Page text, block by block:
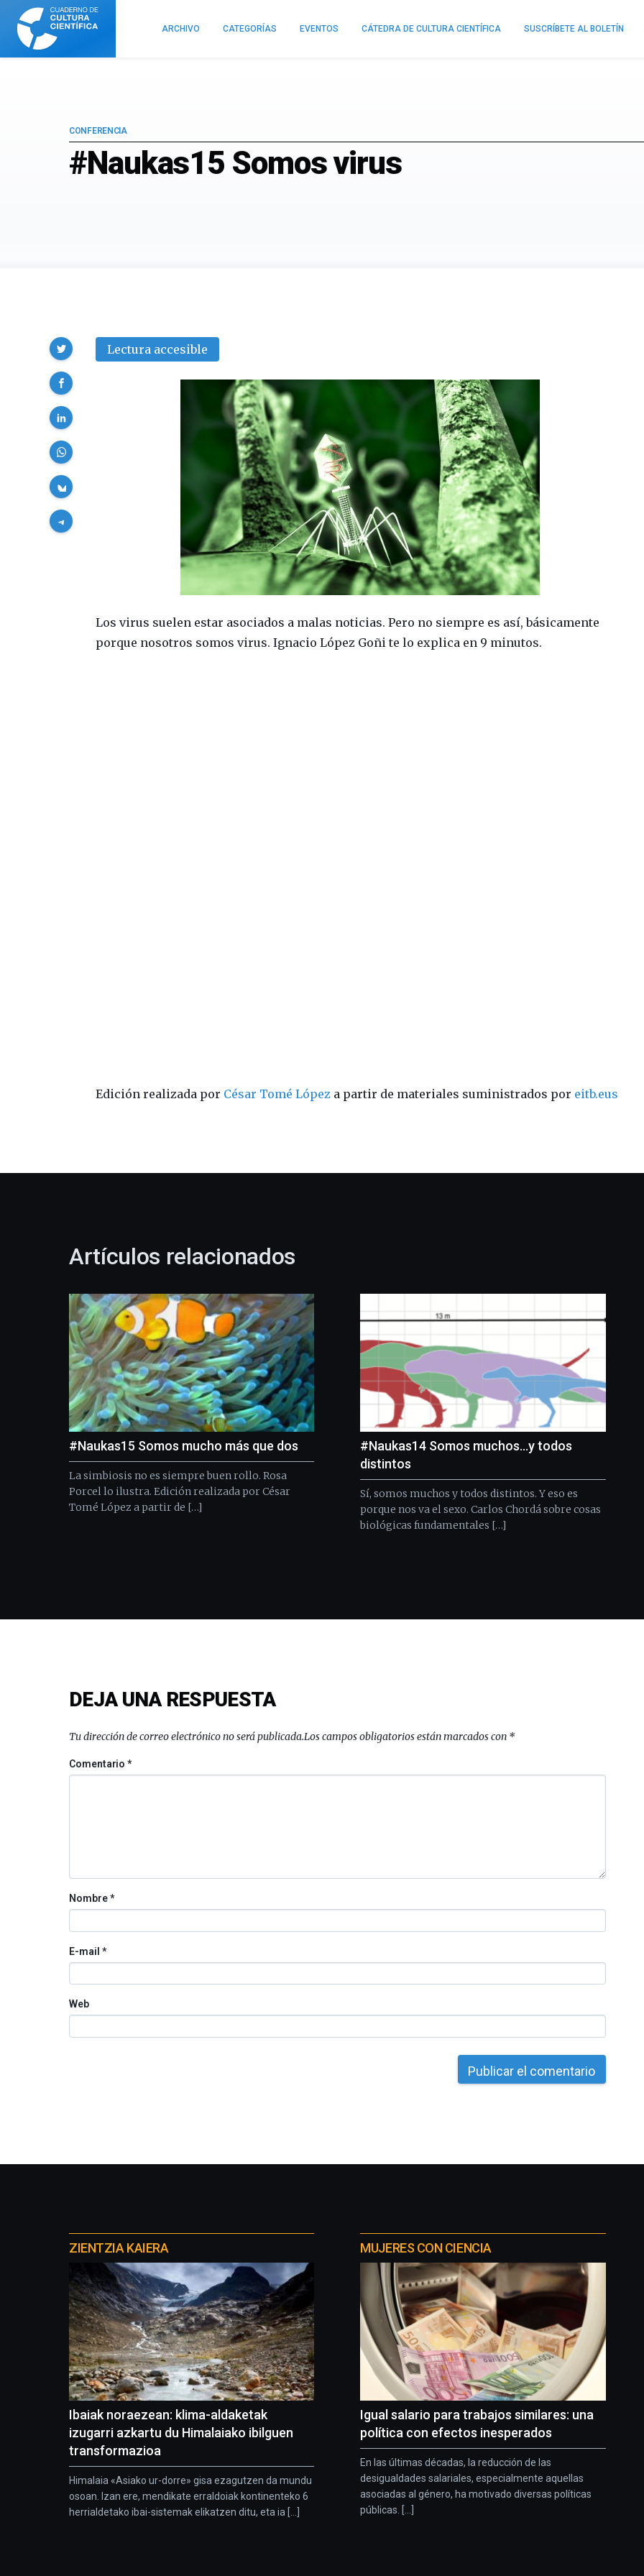
Cuaderno
Cultura
Científica
ARCHIVO CATEGORÍAS EVENTOS CÁTEDRA DE CULTURA CIENTÍFICA SUSCRÍBETE AL BOLETÍN
#Naukas15 Somos virus
CONFERENCIA
Lectura accesible
Los virus suelen estar asociados a malas noticias. Pero no siempre es así, básicamente
porque nosotros somos virus. Ignacio López Goñi te lo explica en 9 minutos.
Edición realizada por César Tomé López a partir de materiales suministrados por eitb.eus
Compartir
Artículos relacionados
#Naukas15 Somos mucho más que dos
La simbiosis no es siempre buen rollo. Rosa
Porcel lo ilustra. Edición realizada por César
Tomé López a partir de […]
#Naukas14 Somos muchos…y todos
distintos
Sí, somos muchos y todos distintos. Y eso es
porque nos va el sexo. Carlos Chordá sobre cosas
biológicas fundamentales […]
DEJA UNA RESPUESTA
Tu dirección de correo electrónico no será publicada.Los campos obligatorios están marcados con *
Comentario*
Nombre*
E-mail *
Web
proyectos
ZIENTZIA KAIERA
Ibaiak noraezean: klima-aldaketak
izugarri azkartu du Himalaiako ibilguen
transformazioa
Himalaia «Asiako ur-dorre» gisa ezagutzen da mundu
osoan. Izan ere, mendikate erraldoiak kontinenteko 6
herrialdetako ibai-sistemak elikatzen ditu, eta ia [...]
MUJERES CON CIENCIA
Igual salario para trabajos similares: una
política con efectos inesperados
En las últimas décadas, la reducción de las
desigualdades salariales, especialmente aquellas
asociadas al género, ha motivado diversas políticas
públicas. [...]